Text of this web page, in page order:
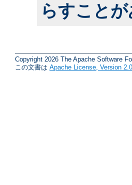
らすこと
Copyright 2026 The Apache Software
この文書は Apache License, Version 2.0